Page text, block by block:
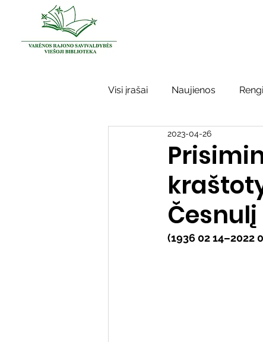
Visi įrašai Naujienos
Kraštotyros darbai
Sidabrinės bitės Garbės
Vinco Krėvės-Mickevičiaus
Česnulį
2023-04-26
(1936 02 14–2022